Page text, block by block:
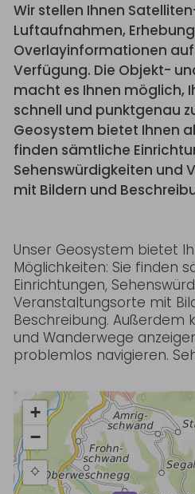
Wir stellen Ihnen
Luftaufnahmen,
Overlayinformationen
Verfügung. Die Objekt-
macht es Ihnen möglich,
schnell und punktgenau
Geosystem bietet Ihnen
finden sämtliche
Sehenswürdigkeiten und
mit Bildern und
Unser Geosystem bietet
Möglichkeiten: Sie finden
Einrichtungen,
Veranstaltungsorte mit
Beschreibung. Außerdem
und Wanderwege
problemlos navigieren.